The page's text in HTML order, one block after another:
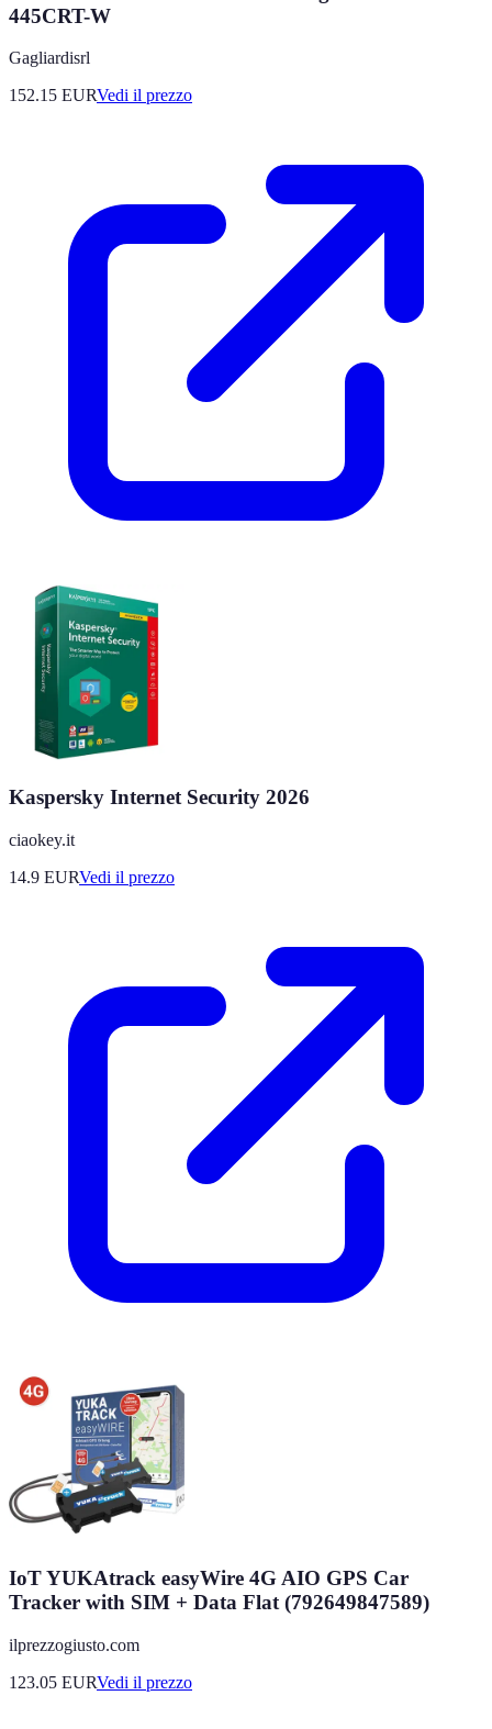
445CRT-W
Gagliardisrl
152.15 EURVedi il prezzo
Kaspersky Internet Security 2026
ciaokey.it
14.9 EURVedi il prezzo
IoT YUKAtrack easyWire 4G AIO GPS Car
Tracker with SIM + Data Flat (792649847589)
ilprezzogiusto.com
123.05 EURVedi il prezzo